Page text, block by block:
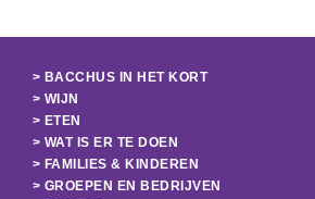
> BACCHUS IN HET KORT
> WIJN
> ETEN
> WAT IS ER TE DOEN
> FAMILIES & KINDEREN
> GROEPEN EN BEDRIJVEN